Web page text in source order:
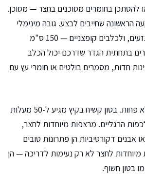
להסתכן בחומרים מסוכנים בחצר — מסוכן.
הראשונה שחייבים לבצע. גובה מינימלי
של 120 ס"מ לרוב הגזעים, ולכלבים קופצניים — 150 ס"מ
בתחתית הגדר שדרכם יכול הכלב
חדות, מסמרים בולטים או חומרי עץ עם
רצפת החצר חשובה לא פחות. בטון קשיח בקיץ מגיע ל-50 מעלות
הרגליים. מרצפות מיוחדות לחצר,
אבנים דקורטיביות הן פתרונות טובים
מיוחדות לחצר לא רק נעימות לדריכה — הן
בטון חשוף.